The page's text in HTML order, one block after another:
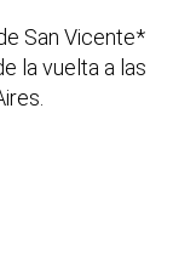
San Vicente*
la vuelta a las